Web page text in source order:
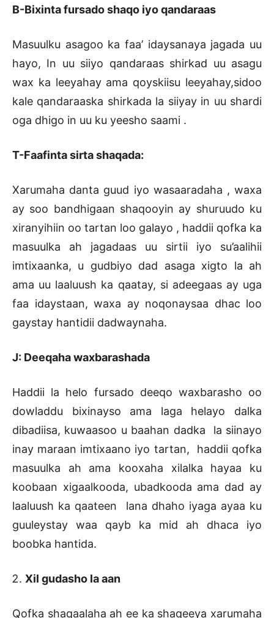
B-Bixinta fursado shaqo iyo qandaraas
Masuulku asagoo ka faa’ idaysanaya jagada uu
hayo, In uu siiyo qandaraas shirkad uu asagu
wax ka leeyahay ama qoyskiisu leeyahay,sidoo
kale qandaraaska shirkada la siiyay in uu shardi
oga dhigo in uu ku yeesho saami .
T-Faafinta sirta shaqada:
Xarumaha danta guud iyo wasaaradaha , waxa
ay soo bandhigaan shaqooyin ay shuruudo ku
xiranyihiin oo tartan loo galayo , haddii qofka ka
masuulka ah jagadaas uu sirtii iyo su’aalihii
imtixaanka, u gudbiyo dad asaga xigto la ah
ama uu laaluush ka qaatay, si adeegaas ay uga
faa idaystaan, waxa ay noqonaysaa dhac loo
gaystay hantidii dadwaynaha.
J: Deeqaha waxbarashada
Haddii la helo fursado deeqo waxbarasho oo
dowladdu bixinayso ama laga helayo dalka
dibadiisa, kuwaasoo u baahan dadka la siinayo
inay maraan imtixaano iyo tartan, haddii qofka
masuulka ah ama kooxaha xilalka hayaa ku
koobaan xigaalkooda, ubadkooda ama dad ay
laaluush ka qaateen lana dhaho iyaga ayaa ku
guuleystay waa qayb ka mid ah dhaca iyo
boobka hantida.
Xil gudasho la aan
Qofka shaqaalaha ah ee ka shaqeeya xarumaha